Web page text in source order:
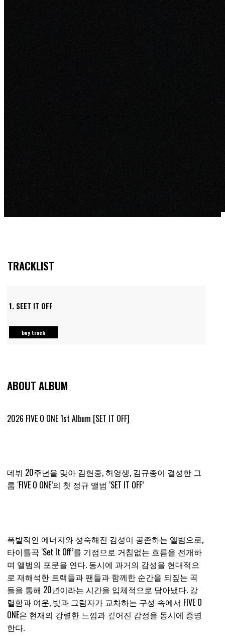
TRACKLIST
1. SEET IT OFF
buy track
ABOUT ALBUM
2026 FIVE O ONE 1st Album [SET IT OFF]
데뷔 20주년을 맞아 김현중, 허영생, 김규종이 결성한 그
룹 ‘FIVE O ONE’의 첫 정규 앨범 ‘SET IT OFF’
폭발적인 에너지와 성숙해진 감성이 공존하는 앨범으로,
타이틀곡 ‘Set It Off’를 기점으로 거침없는 흐름을 전개하
며 앨범의 포문을 연다. 동시에 과거의 감성을 현대적으
로 재해석한 트랙들과 팬들과 함께한 순간을 되짚는 곡
들을 통해 20년이라는 시간을 입체적으로 담아냈다. 강
렬함과 여운, 빛과 그림자가 교차하는 구성 속에서 FIVE O
ONE은 현재의 강렬한 느낌과 깊어진 감정을 동시에 증명
한다.